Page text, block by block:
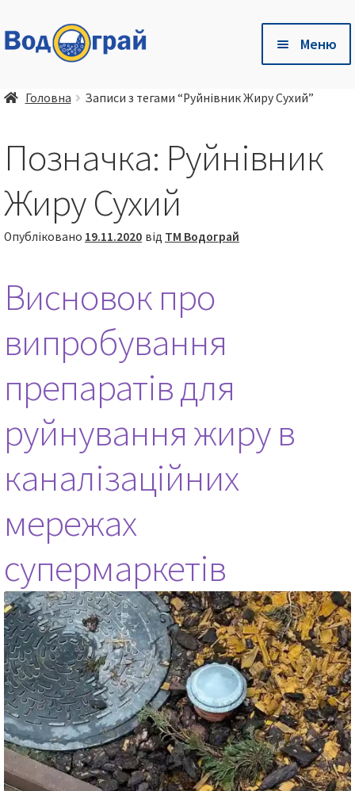
Перейти
до
Перейти
до
Меню
🛒 Магазин
Є питання❓ – Готові відповіді тут❗
🤝 Співпраця
Головна Записи з тегами “Руйнівник Жиру Сухий”
Позначка: Руйнівник
Жиру Сухий
Опубліковано 19.11.2020 від ТМ Водограй
Висновок про
випробування
препаратів для
руйнування жиру в
каналізаційних
мережах
супермаркетів